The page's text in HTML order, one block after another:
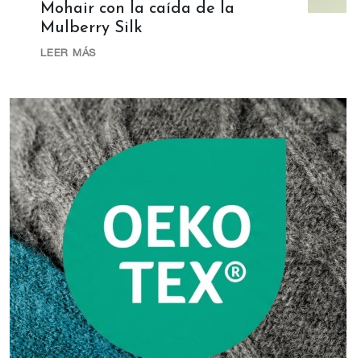
Mohair con la caída de la
Mulberry Silk
LEER MÁS